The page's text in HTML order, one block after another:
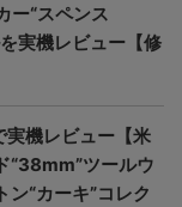
ー“スペンス
実機レビュー【修
実機レビュー【米
“38mm”ツールウ
ン“カーキ”コレク